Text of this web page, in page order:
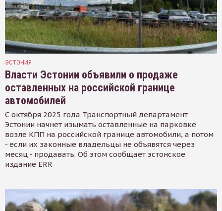
ЭСТОНИЯ
Власти Эстонии объявили о продаже
оставленных на российской границе
автомобилей
С октября 2025 года Транспортный департамент
Эстонии начнет изымать оставленные на парковке
возле КПП на российской границе автомобили, а потом
- если их законные владельцы не объявятся через
месяц - продавать. Об этом сообщает эстонское
издание ERR